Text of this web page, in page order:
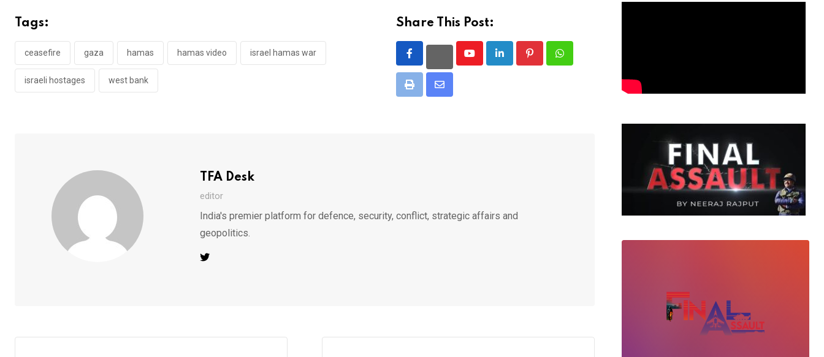
Tags:
ceasefire gaza hamas hamas video israel hamas war
israeli hostages west bank
Share This Post:
YoutubeLinkedIn PinterestWhatsapp
Print
Share
TFA Desk
editor
India's premier platform for defence, security, conflict, strategic affairs and
geopolitics.